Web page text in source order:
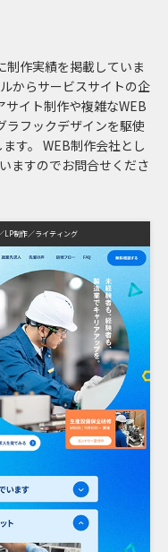
制作実績を掲載していま
からサービスサイトの企
イト制作や複雑なWEB
ラフックデザインを駆使
す。 WEB制作会社とし
ますのでお問合せくださ
LP制作 ライティング